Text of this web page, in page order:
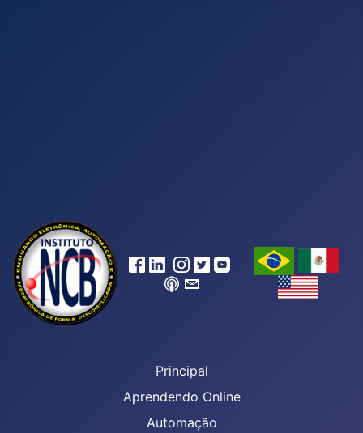
Principal
Aprendendo Online
Automação